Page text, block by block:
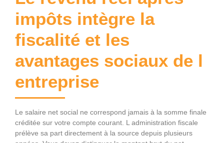
impôts intègre la
fiscalité et les
avantages sociaux de l
entreprise
Le salaire net social ne correspond jamais à la somme finale
créditée sur votre compte courant. L administration fiscale
prélève sa part directement à la source depuis plusieurs